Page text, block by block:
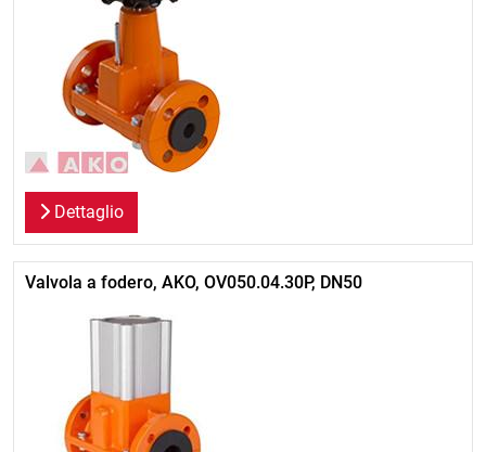
Dettaglio
Valvola a fodero, AKO, OV050.04.30P, DN50